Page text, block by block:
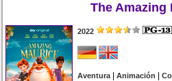
The Amazing
2022
Aventura|Animación |